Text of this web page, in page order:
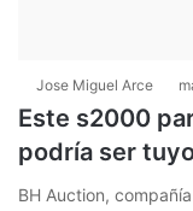
Jose Miguel Arce
Este s2000
podría ser
BH Auction,